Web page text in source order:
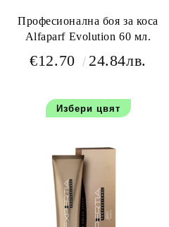
Професионална боя за коса
Alfaparf Evolution 60 мл.
€12.70 24.84лв.
Избери цвят